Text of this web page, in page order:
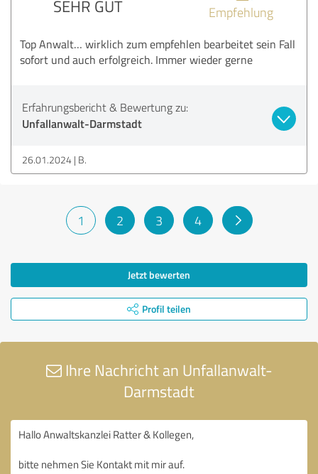
SEHR GUT Empfehlung
Top Anwalt… wirklich zum empfehlen bearbeitet sein Fall
sofort und auch erfolgreich. Immer wieder gerne
Erfahrungsbericht & Bewertung zu:
Unfallanwalt-Darmstadt
26.01.2024 B.
1 2 3 4
Jetzt bewerten
Profil teilen
Ihre Nachricht an Unfallanwalt-
Darmstadt